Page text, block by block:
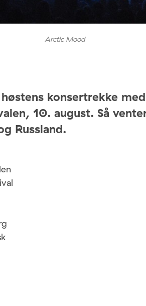
Arctic Mood
konsertrekke
10. august. Så
Russland.